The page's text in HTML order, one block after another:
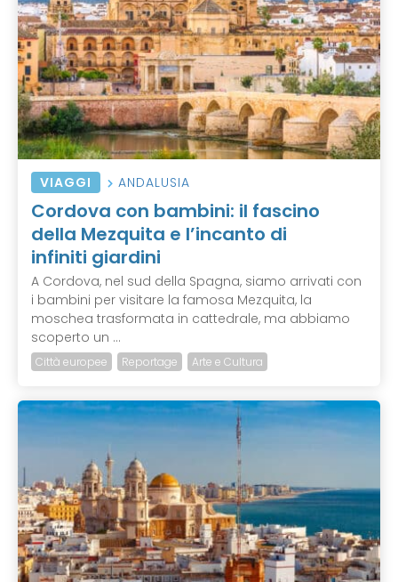
VIAGGI ANDALUSIA
Cordova con bambini: il fascino
della Mezquita e l’incanto di
infiniti giardini
A Cordova, nel sud della Spagna, siamo arrivati con
i bambini per visitare la famosa Mezquita, la
moschea trasformata in cattedrale, ma abbiamo
scoperto un ...
Città europee Reportage Arte e Cultura